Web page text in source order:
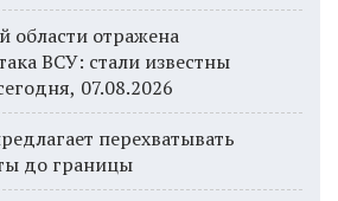
области отражена
ВСУ: стали известны
07.08.2026
перехватывать
до границы